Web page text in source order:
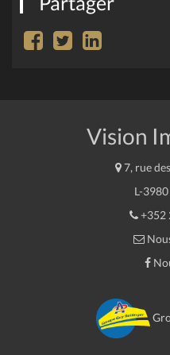
Vision
7, rue
L-
+352